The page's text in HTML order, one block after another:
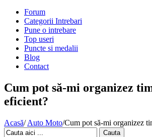
Forum
Categorii Intrebari
Pune o intrebare
Top useri
Puncte si medalii
Blog
Contact
Cum pot să-mi organizez
eficient?
Acasă/ Auto Moto/Cum pot să-mi organizez
Cauta